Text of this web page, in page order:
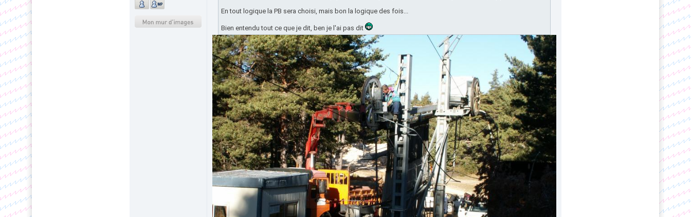
En tout logique la PB sera choisi, mais bon la logique des fois...
Bien entendu tout ce que je dit, ben je l'ai pas dit